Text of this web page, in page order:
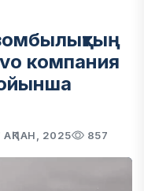
компания
АҚПАН, 2025 857